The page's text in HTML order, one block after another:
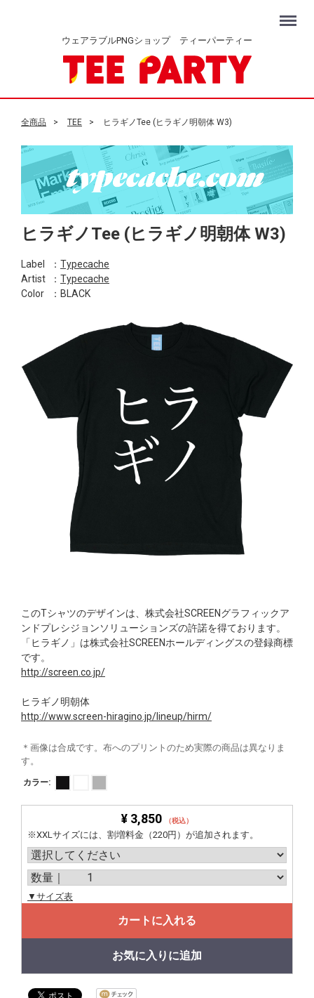
ウェアラブルPNGショップ ティーパーティー
Menu
全商品 TEE ヒラギノTee (ヒラギノ明朝体 W3)
ヒラギノTee (ヒラギノ明朝体 W3)
Label ： Typecache
Artist
： Typecache
Color
：BLACK
このTシャツのデザインは、株式会社SCREENグラフィックア
ンドプレシジョンソリューションズの許諾を得ております。
「ヒラギノ」は株式会社SCREENホールディングスの登録商標
です。
http://screen.co.jp/
ヒラギノ明朝体
http://www.screen-hiragino.jp/lineup/hirm/
＊画像は合成です。布へのプリントのため実際の商品は異なりま
す。
カラー:
¥ 3,850 （税込）
※XXLサイズには、割増料金（220円）が追加されます。
▼サイズ表
カートに入れる
お気に入りに追加